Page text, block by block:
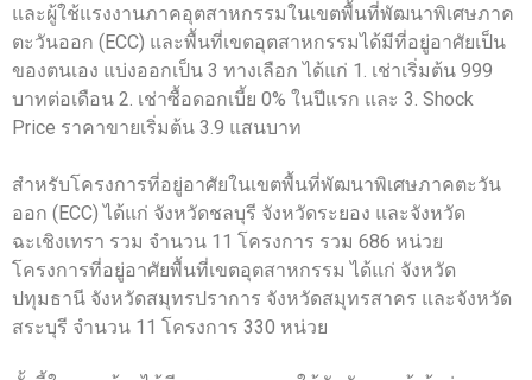
และผู้ใช้แรงงานภาคอุตสาหกรรมในเขตพื้นที่พัฒนาพิเศษภาค
ตะวันออก (ECC) และพื้นที่เขตอุตสาหกรรมได้มีที่อยู่อาศัยเป็น
ของตนเอง แบ่งออกเป็น 3 ทางเลือก ได้แก่ 1. เช่าเริ่มต้น 999
บาทต่อเดือน 2. เช่าซื้อดอกเบี้ย 0% ในปีแรก และ 3. Shock
Price ราคาขายเริ่มต้น 3.9 แสนบาท
สำหรับโครงการที่อยู่อาศัยในเขตพื้นที่พัฒนาพิเศษภาคตะวัน
ออก (ECC) ได้แก่ จังหวัดชลบุรี จังหวัดระยอง และจังหวัด
ฉะเชิงเทรา รวม จำนวน 11 โครงการ รวม 686 หน่วย
โครงการที่อยู่อาศัยพื้นที่เขตอุตสาหกรรม ได้แก่ จังหวัด
ปทุมธานี จังหวัดสมุทรปราการ จังหวัดสมุทรสาคร และจังหวัด
สระบุรี จำนวน 11 โครงการ 330 หน่วย